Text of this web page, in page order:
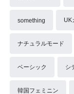
something UK
ナチュラルモード
ベーシック シ
韓国フェミニン